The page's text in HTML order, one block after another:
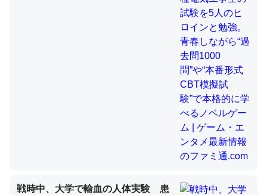
─ニュース :: 【研究発表】昆虫学の大問題＝「昆虫はなぜ海にいな
論文では「淡水はカルシウムも酸素も不足してて両方に不
利だから両方が拮抗してるのでは」とあって面白い。海に
いる鋏角類（カブトガニ・ウミグモ）はカルシウムを使わ
ずキチンを強化してる筈だが、酵素が違うのか？
─ニュース :: 【研究発表】昆虫学の大問題＝「昆虫はなぜ海にいな
戦時中、大学で輸血の人体実験 患